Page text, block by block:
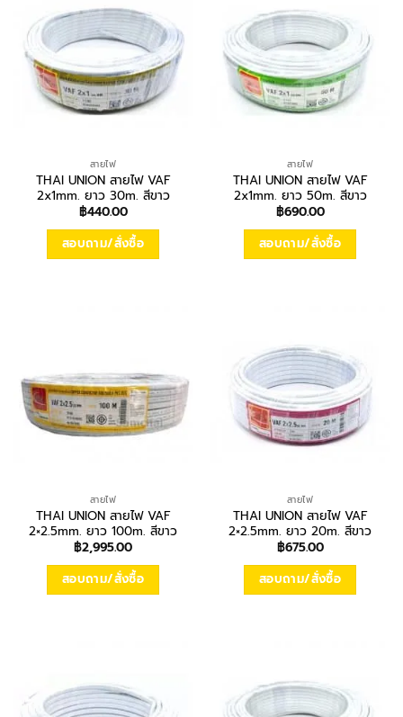
สายไฟ
THAI UNION สายไฟ VAF
2x1mm. ยาว 30m. สีขาว
฿440.00
สอบถาม/สั่งซื้อ
สายไฟ
THAI UNION สายไฟ VAF
2x1mm. ยาว 50m. สีขาว
฿690.00
สอบถาม/สั่งซื้อ
สายไฟ
THAI UNION สายไฟ VAF
2×2.5mm. ยาว 100m. สีขาว
฿2,995.00
สอบถาม/สั่งซื้อ
สายไฟ
THAI UNION สายไฟ VAF
2×2.5mm. ยาว 20m. สีขาว
฿675.00
สอบถาม/สั่งซื้อ